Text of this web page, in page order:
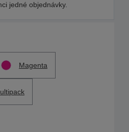
jedné objednávky.
Magenta